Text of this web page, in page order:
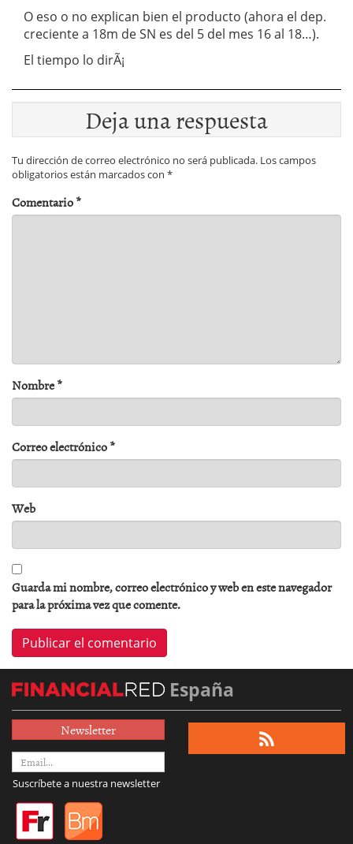
O eso o no explican bien el producto (ahora el dep.
creciente a 18m de SN es del 5 del mes 16 al 18…).
El tiempo lo dirÃ¡
Deja una respuesta
Tu dirección de correo electrónico no será publicada. Los campos
obligatorios están marcados con *
Comentario*
Nombre*
Correo electrónico*
Web
Guarda mi nombre, correo electrónico y web en este navegador
para la próxima vez que comente.
España
Newsletter
Suscríbete a nuestra newsletter